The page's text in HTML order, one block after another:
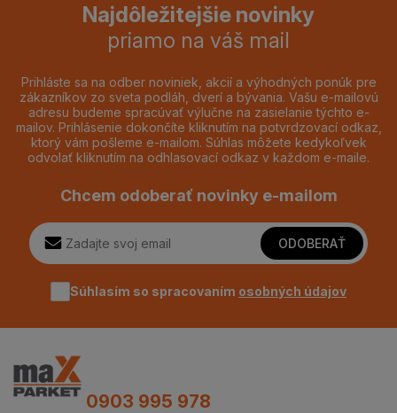
Najdôležitejšie novinky
priamo na váš mail
Prihláste sa na odber noviniek, akcií a výhodných ponúk pre
zákazníkov zo sveta podláh, dverí a bývania. Vašu e-mailovú
adresu budeme spracúvať výlučne na zasielanie týchto e-
mailov. Prihlásenie dokončíte kliknutím na potvrdzovací odkaz,
ktorý vám pošleme e-mailom. Súhlas môžete kedykoľvek
odvolať kliknutím na odhlasovací odkaz v každom e-maile.
Chcem odoberať novinky e-mailom
ODOBERAŤ
Súhlasím so spracovaním osobných údajov
0903 995 978